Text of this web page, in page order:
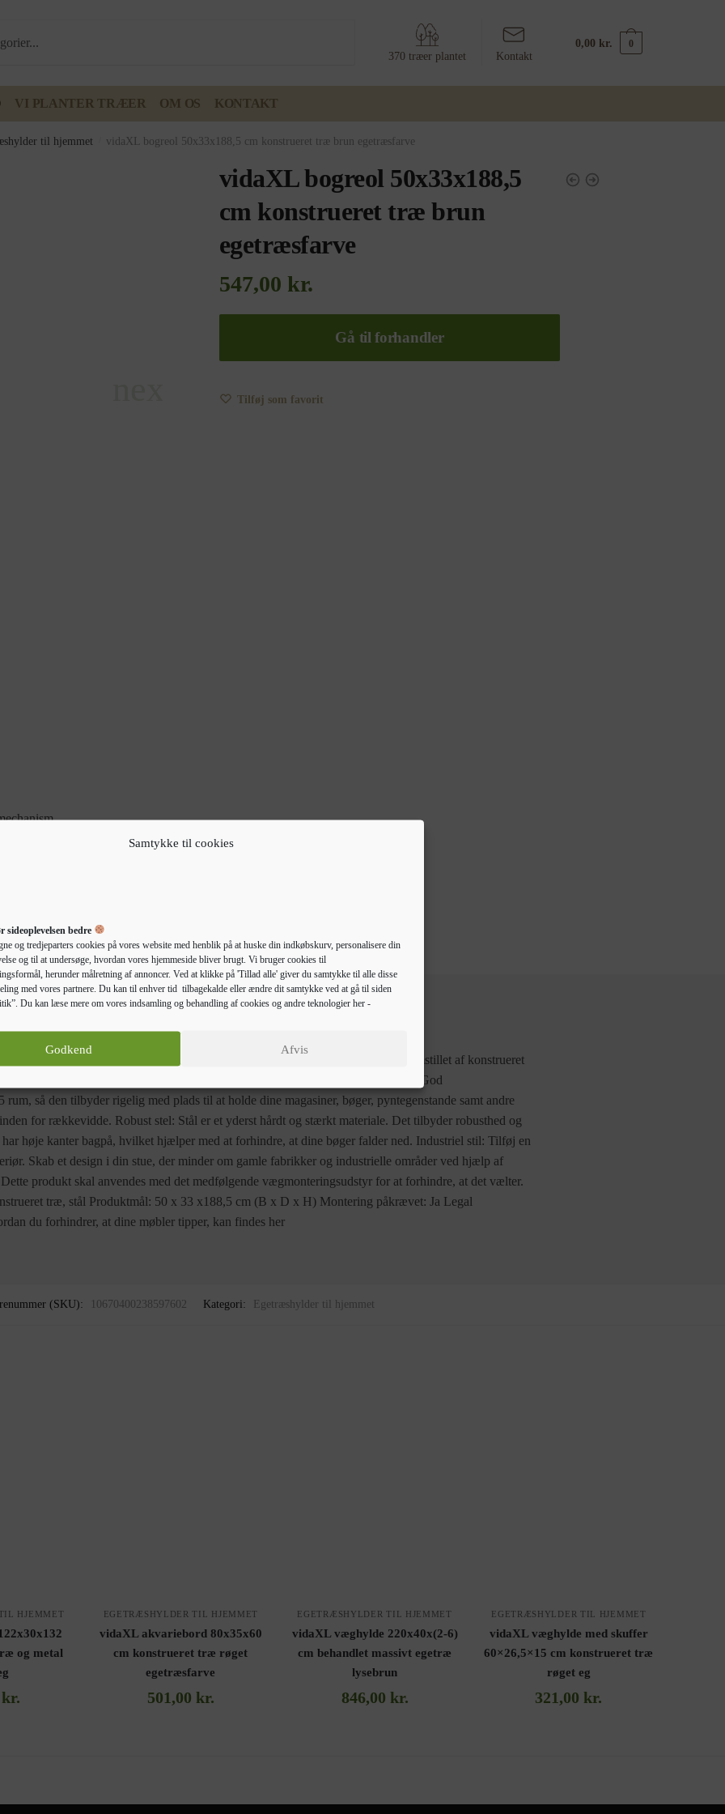
Samtykke til cookies
sideoplevelsen bedre
og tredjeparters cookies på vores website med henblik på at huske din indkøbskurv, personalisere din
og til at undersøge, hvordan vores hjemmeside bliver brugt. Vi bruger cookies til
herunder målretning af annoncer. Ved at klikke på 'Tillad alle' giver du samtykke til alle disse
med vores partnere. Du kan til enhver tid tilbagekalde eller ændre dit samtykke ved at gå til siden
Du kan læse mere om vores indsamling og behandling af cookies og andre teknologier her -
Godkend Afvis
370 træer plantet Kontakt
0,00 kr. 0
VI PLANTER TRÆER OM OS KONTAKT
til hjemmet vidaXL bogreol 50x33x188,5 cm konstrueret træ brun egetræsfarve
vidaXL bogreol 50x33x188,5
cm konstrueret træ brun
egetræsfarve
547,00 kr.
Gå til forhandler
Tilføj som favorit
Yderligere information
eller på kontoret med denne bogreol. Slidstærkt materiale: Bogreolen er fremstillet af konstrueret
kvalitet med en glat overflade, og det er både stærkt, stabilt og fugtafvisende. God
rum, så den tilbyder rigelig med plads til at holde dine magasiner, bøger, pyntegenstande samt andre
for rækkevidde. Robust stel: Stål er et yderst hårdt og stærkt materiale. Det tilbyder robusthed og
høje kanter bagpå, hvilket hjælper med at forhindre, at dine bøger falder ned. Industriel stil: Tilføj en
Skab et design i din stue, der minder om gamle fabrikker og industrielle områder ved hjælp af
produkt skal anvendes med det medfølgende vægmonteringsudstyr for at forhindre, at det vælter.
træ, stål Produktmål: 50 x 33 x188,5 cm (B x D x H) Montering påkrævet: Ja Legal
du forhindrer, at dine møbler tipper, kan findes her
(SKU): 10670400238597602 Kategori: Egetræshylder til hjemmet
HJEMMET
og metal
kr.
EGETRÆSHYLDER TIL HJEMMET
vidaXL akvariebord 80x35x60
cm konstrueret træ røget
egetræsfarve
501,00 kr.
EGETRÆSHYLDER TIL HJEMMET
vidaXL væghylde 220x40x(2-6)
cm behandlet massivt egetræ
lysebrun
846,00 kr.
EGETRÆSHYLDER TIL HJEMMET
vidaXL væghylde med skuffer
60×26,5×15 cm konstrueret træ
røget eg
321,00 kr.